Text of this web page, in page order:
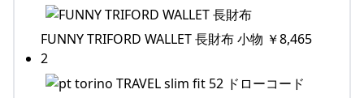
FUNNY TRIFORD WALLET 長財布 小物 ￥8,465
2